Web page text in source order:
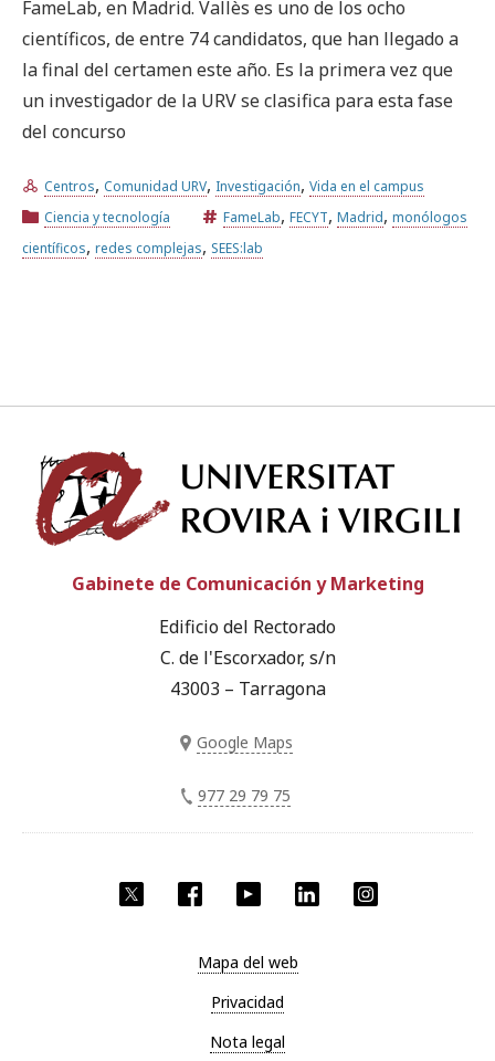
FameLab, en Madrid. Vallès es uno de los ocho
científicos, de entre 74 candidatos, que han llegado a
la final del certamen este año. Es la primera vez que
un investigador de la URV se clasifica para esta fase
del concurso
Centros, Comunidad URV, Investigación, Vida en el campus
Ciencia y tecnología
FameLab, FECYT, Madrid, monólogos
científicos, redes complejas, SEES:lab
Twitter Facebook YouTube LinkedIn
Gabinete de Comunicación y Marketing
Edificio del Rectorado
C. de l'Escorxador, s/n
43003 – Tarragona
Google Maps
977 29 79 75
Mapa del web
Privacidad
Nota legal